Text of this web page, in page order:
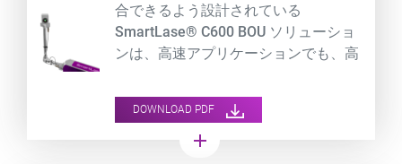
合できるよう設計されている
SmartLase® C600 BOU ソリューショ
ンは、高速アプリケーションでも、高
します。
DOWNLOAD PDF
add